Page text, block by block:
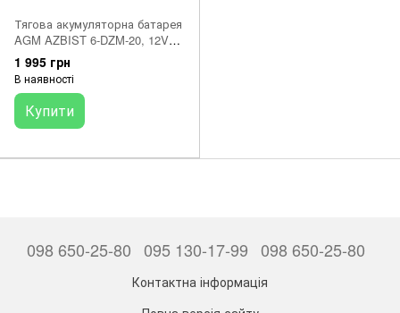
Тягова акумуляторна батарея
AGM AZBIST 6-DZM-20, 12V
20Ah M4 (181х77х167 ) Q3
1 995 грн
В наявності
Купити
098 650-25-80 095 130-17-99 098 650-25-80
Контактна інформація